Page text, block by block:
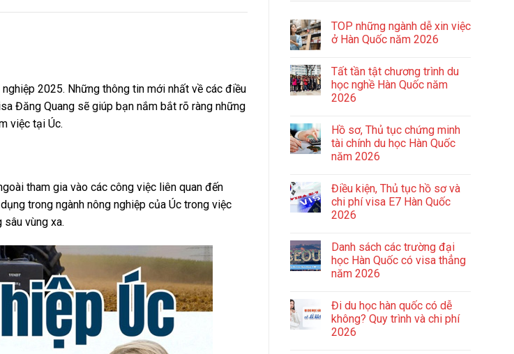
2025. Những thông tin mới nhất về các điều
Đăng Quang sẽ giúp bạn nắm bắt rõ ràng những
việc tại Úc.
tham gia vào các công việc liên quan đến
trong ngành nông nghiệp của Úc trong việc
vùng xa.
TOP những ngành dễ xin việc
ở Hàn Quốc năm 2026
Tất tần tật chương trình du
học nghề Hàn Quốc năm
2026
Hồ sơ, Thủ tục chứng minh
tài chính du học Hàn Quốc
năm 2026
Điều kiện, Thủ tục hồ sơ và
chi phí visa E7 Hàn Quốc
2026
Danh sách các trường đại
học Hàn Quốc có visa thẳng
năm 2026
Đi du học hàn quốc có dễ
không? Quy trình và chi phí
2026